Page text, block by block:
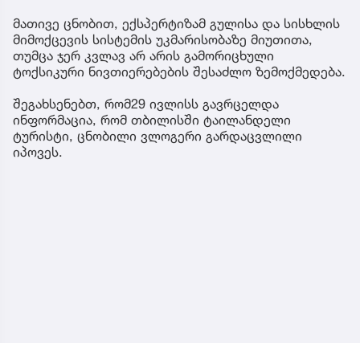
მათივე ცნობით, ექსპერტიზამ გულისა და სისხლის
მიმოქცევის სისტემის უკმარისობაზე მიუთითა,
თუმცა ჯერ კვლავ არ არის გამორიცხული
ტოქსიკური ნივთიერებების შესაძლო ზემოქმედება.
შეგახსენებთ, რომ29 ივლისს გავრცელდა
ინფორმაცია, რომ თბილისში ტაილანდელი
ტურისტი, ცნობილი ვლოგერი გარდაცვლილი
იპოვეს.